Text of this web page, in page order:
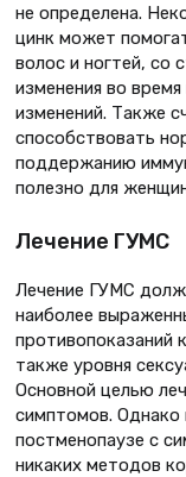
не определена.
цинк может
волос и ногтей, со
изменения во
изменений. Также
способствовать
поддержанию
полезно для
Лечение ГУМС
Лечение ГУМС
наиболее
противопоказаний
также уровня
Основной целью
симптомов. Однако
постменопаузе с
никаких методов